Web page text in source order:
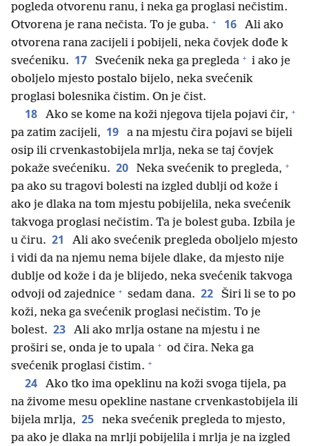
pogleda otvorenu ranu, i neka ga proglasi nečistim.
Otvorena je rana nečista. To je guba. + 16
Ali ako
otvorena rana zacijeli i pobijeli, neka čovjek dođe k
svećeniku. 17 Svećenik neka ga pregleda + i ako je
oboljelo mjesto postalo bijelo, neka svećenik
proglasi bolesnika čistim. On je čist.
18 Ako se kome na koži njegova tijela pojavi čir, +
pa zatim zacijeli, 19
a na mjestu čira pojavi se bijeli
osip ili crvenkastobijela mrlja, neka se taj čovjek
pokaže svećeniku. 20 Neka svećenik to pregleda, +
pa ako su tragovi bolesti na izgled dublji od kože i
ako je dlaka na tom mjestu pobijelila, neka svećenik
takvoga proglasi nečistim. Ta je bolest guba. Izbila je
u čiru. 21
Ali ako svećenik pregleda oboljelo mjesto
i vidi da na njemu nema bijele dlake, da mjesto nije
dublje od kože i da je blijedo, neka svećenik takvoga
odvoji od zajednice + sedam dana. 22
Širi li se to po
koži, neka ga svećenik proglasi nečistim. To je
bolest. 23
Ali ako mrlja ostane na mjestu i ne
proširi se, onda je to upala + od čira. Neka ga
svećenik proglasi čistim. +
24
Ako tko ima opeklinu na koži svoga tijela, pa
na živome mesu opekline nastane crvenkastobijela ili
bijela mrlja, 25
neka svećenik pregleda to mjesto,
pa ako je dlaka na mrlji pobijelila i mrlja je na izgled